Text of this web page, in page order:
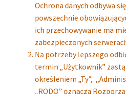
Ochrona danych odbywa
powszechnie
ich przechowywanie ma
zabezpieczonych
Na potrzeby lepszego
termin „Użytkownik”
określeniem „Ty”,
„RODO” oznacza